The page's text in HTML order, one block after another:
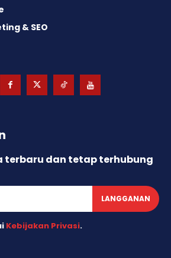
& SEO
terbaru dan tetap terhubung
LANGGANAN
Kebijakan Privasi.